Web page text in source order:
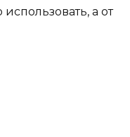
а от